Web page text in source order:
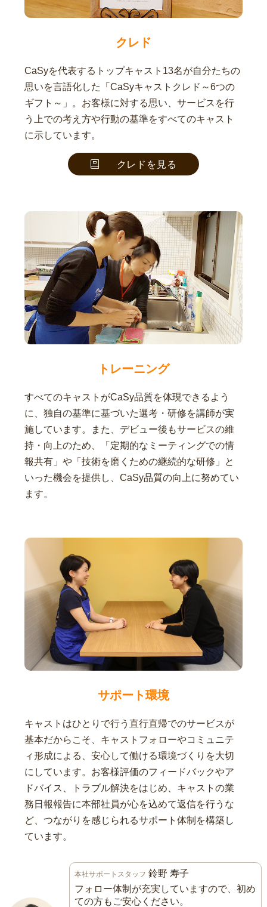
クレド
CaSyを代表するトップキャスト13名が自分たちの
思いを言語化した「CaSyキャストクレド～6つの
ギフト～」。お客様に対する思い、サービスを行
う上での考え方や行動の基準をすべてのキャスト
に示しています。
クレドを見る
トレーニング
すべてのキャストがCaSy品質を体現できるよう
に、独自の基準に基づいた選考・研修を講師が実
施しています。また、デビュー後もサービスの維
持・向上のため、「定期的なミーティングでの情
報共有」や「技術を磨くための継続的な研修」と
いった機会を提供し、CaSy品質の向上に努めてい
ます。
サポート環境
キャストはひとりで行う直行直帰でのサービスが
基本だからこそ、キャストフォローやコミュニテ
ィ形成による、安心して働ける環境づくりを大切
にしています。お客様評価のフィードバックやア
ドバイス、トラブル解決をはじめ、キャストの業
務日報報告に本部社員が心を込めて返信を行うな
ど、つながりを感じられるサポート体制を構築し
ています。
本社サポートスタッフ 鈴野 寿子
フォロー体制が充実していますので、初め
ての方もご安心ください。